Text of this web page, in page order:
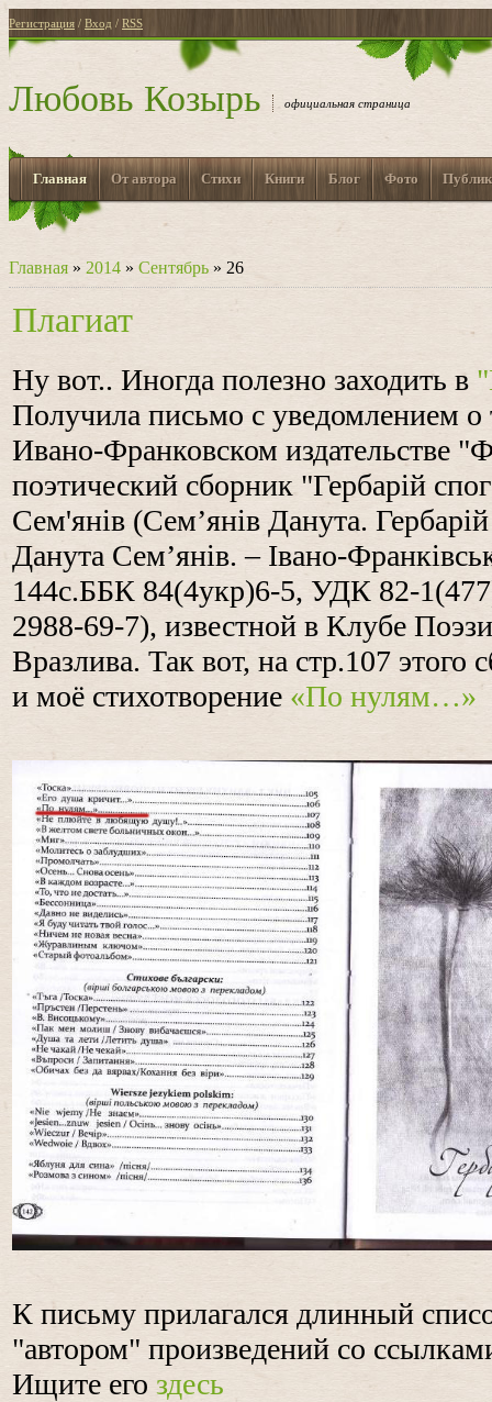
Регистрация / Вход / RSS
Любовь Козырь официальная страница
Главная От автора Стихи Книги Блог Фото
Главная » 2014 » Сентябрь » 26
Плагиат
Ну вот.. Иногда полезно заходить в
Получила письмо с уведомлением о
Ивано-Франковском издательстве
поэтический сборник "Гербарій
Сем'янів (Сем’янів Данута.
Данута Сем’янів. – Івано-
144с.ББК 84(4укр)6-5, УДК 82-
2988-69-7), известной в Клубе
Вразлива. Так вот, на стр.107 этого
и моё стихотворение «По нулям…»
К письму прилагался длинный
"автором" произведений со
Ищите его здесь